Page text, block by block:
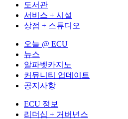
도서관
서비스 + 시설
상점 + 스튜디오
오늘 @ ECU
뉴스
알파벳카지노
커뮤니티 업데이트
공지사항
ECU 정보
리더십 + 거버넌스